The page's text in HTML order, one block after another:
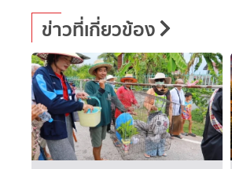
ข่าวที่เกี่ยวข้อง